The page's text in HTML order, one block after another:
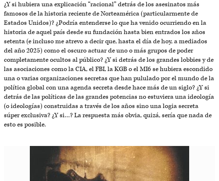
¿Y si hubiera una explicación “racional” detrás de los asesinatos más
famosos de la historia reciente de Norteamérica (particularmente de
Estados Unidos)? ¿Podría entenderse lo que ha venido ocurriendo en la
historia de aquel país desde su fundación hasta bien entrados los años
setenta (e incluso me atrevo a decir que, hasta el día de hoy, a mediados
del año 2025) como el oscuro actuar de uno o más grupos de poder
completamente ocultos al público? ¿Y si detrás de los grandes lobbies y de
las asociaciones como la CIA, el FBI, la KGB o el MI6 se hubiera escondido
una o varias organizaciones secretas que han pululado por el mundo de la
política global con una agenda secreta desde hace más de un siglo? ¿Y si
detrás de las políticas de las grandes potencias no estuviera una ideología
(o ideologías) construidas a través de los años sino una logia secreta
súper exclusiva? ¿Y si…? La respuesta más obvia, quizá, sería que nada de
esto es posible.